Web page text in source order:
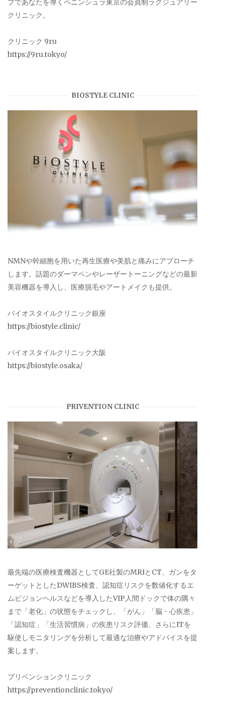
プであなたを導くペニンシュラ東京の会員制ラグジュアリー
クリニック。
クリニック 9ru
https://9ru.tokyo/
BIOSTYLE CLINIC
NMNや幹細胞を用いた再生医療や美肌と痛みにアプローチ
します。話題のダーマペンやレーザートーニングなどの最新
美容機器を導入し、医療脱毛やアートメイクも提供。
バイオスタイルクリニック銀座
https://biostyle.clinic/
バイオスタイルクリニック大阪
https://biostyle.osaka/
PRIVENTION CLINIC
最先端の医療検査機器としてGE社製のMRIとCT、ガンをタ
ーゲットとしたDWIBS検査、認知症リスクを数値化するエ
ムビジョンヘルスなどを導入したVIP人間ドックで体の隅々
まで「老化」の状態をチェックし、「がん」「脳・心疾患」
「認知症」「生活習慣病」の疾患リスク評価、さらにITを
駆使しモニタリングを分析して最適な治療やアドバイスを提
案します。
プリベンションクリニック
https://preventionclinic.tokyo/